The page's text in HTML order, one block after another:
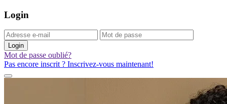
Login
Login
Mot de passe oublié?
Pas encore inscrit ? Inscrivez-vous maintenant!